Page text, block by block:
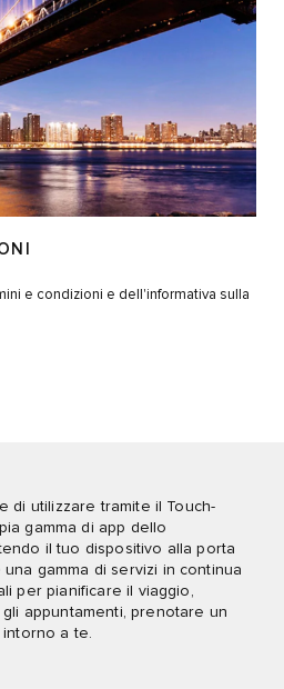
e condizioni e dell'informativa sulla
di utilizzare tramite il Touch-
gamma di app dello
il tuo dispositivo alla porta
gamma di servizi in continua
per pianificare il viaggio,
appuntamenti, prenotare un
a te.